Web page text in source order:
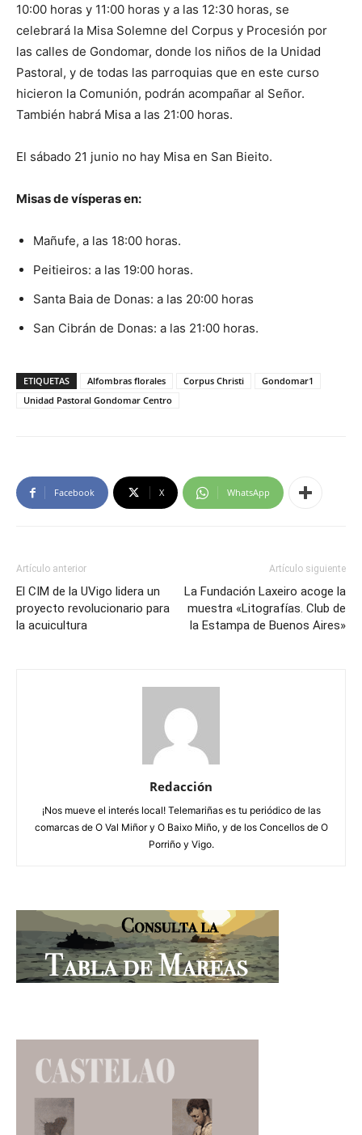
10:00 horas y 11:00 horas y a las 12:30 horas, se
celebrará la Misa Solemne del Corpus y Procesión por
las calles de Gondomar, donde los niños de la Unidad
Pastoral, y de todas las parroquias que en este curso
hicieron la Comunión, podrán acompañar al Señor.
También habrá Misa a las 21:00 horas.
El sábado 21 junio no hay Misa en San Bieito.
Misas de vísperas en:
Mañufe, a las 18:00 horas.
Peitieiros: a las 19:00 horas.
Santa Baia de Donas: a las 20:00 horas
San Cibrán de Donas: a las 21:00 horas.
ETIQUETAS Alfombras florales Corpus Christi
Gondomar1
Unidad Pastoral Gondomar Centro
Facebook X WhatsApp
Artículo anterior
El CIM de la UVigo lidera un
proyecto revolucionario para
la acuicultura
Artículo siguiente
La Fundación Laxeiro acoge la
muestra «Litografías. Club de
la Estampa de Buenos Aires»
Redacción
¡Nos mueve el interés local! Telemariñas es tu periódico de las
comarcas de O Val Miñor y O Baixo Miño, y de los Concellos de O
Porriño y Vigo.